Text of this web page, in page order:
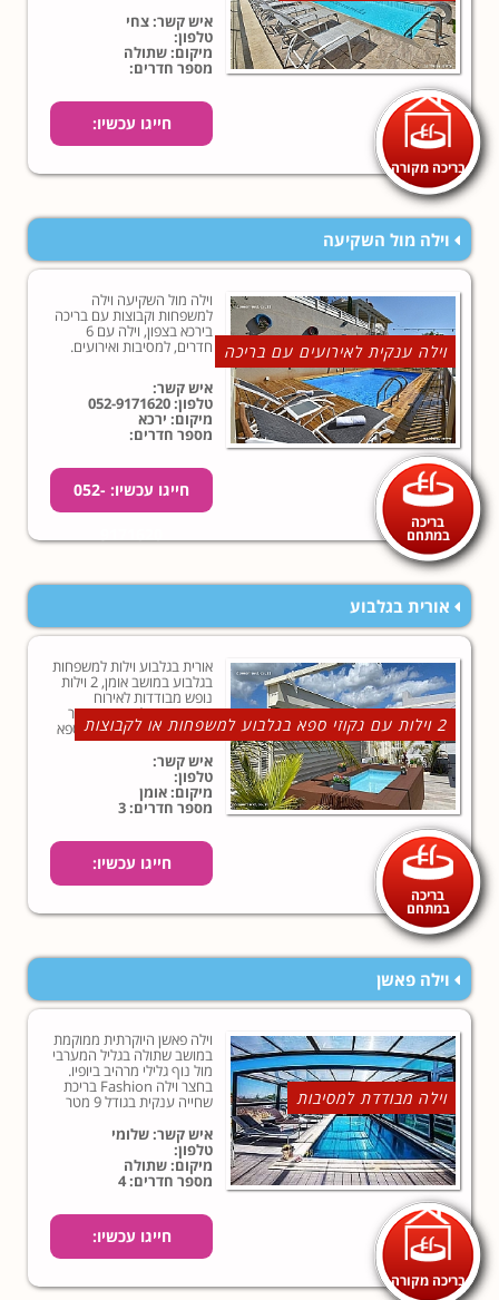
בריכה מקורה
איש קשר: צחי
טלפון:
מיקום: שתולה
מספר חדרים:
חייגו עכשיו:
וילה מול השקיעה
וילה ענקית לאירועים עם בריכה
בריכה
במתחם
וילה מול השקיעה וילה
למשפחות וקבוצות עם בריכה
בירכא בצפון, וילה עם 6
חדרים, למסיבות ואירועים.
איש קשר:
טלפון:052-9171620
מיקום: ירכא
מספר חדרים:
חייגו עכשיו: 052-
אורית בגלבוע
2 וילות עם גקוזי ספא בגלבוע למשפחות או לקבוצות
בריכה
במתחם
אורית בגלבוע וילות למשפחות
בגלבוע במושב אומן, 2 וילות
נופש מבודדות לאירוח
משפחות או לקבוצות באזור
עפולה בגלבוע עם גקוזי ספא
זרמים מפנק בחצר פרטית
הפונה לשדות פתוחים...
איש קשר:
טלפון:
מיקום: אומן
מספר חדרים: 3
חייגו עכשיו:
וילה פאשן
וילה מבודדת למסיבות
בריכה מקורה
וילה פאשן היוקרתית ממוקמת
במושב שתולה בגליל המערבי
מול נוף גלילי מרהיב ביופיו.
בחצר וילה Fashion בריכת
שחייה ענקית בגודל 9 מטר
מטרים עם דשא סינטטי
איכותי, גינה מטופחת עם עצי
נוי.
איש קשר: שלומי
טלפון:
מיקום: שתולה
מספר חדרים: 4
חייגו עכשיו: